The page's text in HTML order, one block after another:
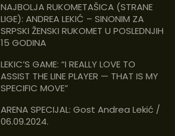
NAJBOLJA RUKOMETAŠICA (STRANE
LIGE): ANDREA LEKIĆ – SINONIM ZA
SRPSKI ŽENSKI RUKOMET U POSLEDNJIH
15 GODINA
LEKIC’S GAME: “I REALLY LOVE TO
ASSIST THE LINE PLAYER — THAT IS MY
SPECIFIC MOVE”
ARENA SPECIJAL: Gost Andrea Lekić /
06.09.2024.